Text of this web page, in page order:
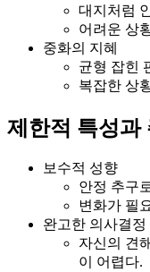
대지처럼
어려운 상
중화의 지혜
균형 잡힌
복잡한 상
제한적 특성과
보수적 성향
안정 추구
변화가 필
완고한 의사결정
자신의 견
이 어렵다.